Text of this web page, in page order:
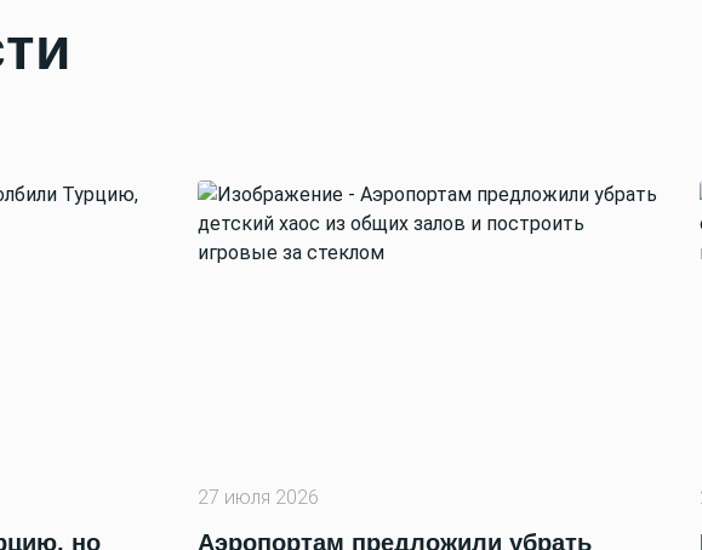
но
27 июля 2026
Аэропортам предложили убрать